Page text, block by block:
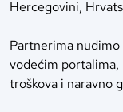
Hercegovini,
Partnerima
vodećim portalima,
troškova i naravno